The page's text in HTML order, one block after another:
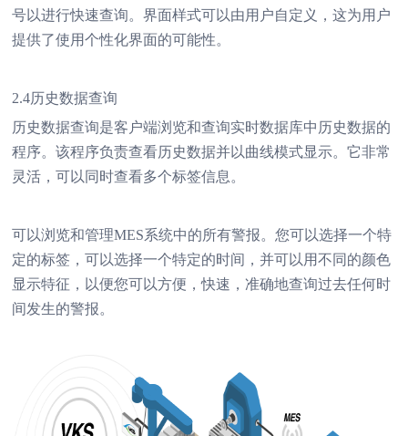
号以进行快速查询。界面样式可以由用户自定义，这为用户
提供了使用个性化界面的可能性。
2.4历史数据查询
历史数据查询是客户端浏览和查询实时数据库中历史数据的
程序。该程序负责查看历史数据并以曲线模式显示。它非常
灵活，可以同时查看多个标签信息。
可以浏览和管理MES系统中的所有警报。您可以选择一个特
定的标签，可以选择一个特定的时间，并可以用不同的颜色
显示特征，以便您可以方便，快速，准确地查询过去任何时
间发生的警报。